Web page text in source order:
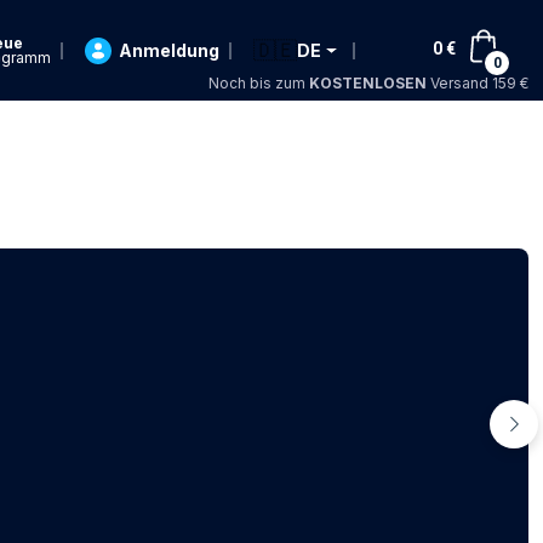
Anmeldung 🇩🇪DE 0€
0
Noch bis zum KOSTENLOSEN Versand 159 €